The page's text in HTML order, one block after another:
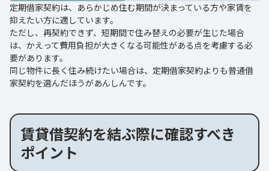
定期借家契約は、あらかじめ住む期間が決まっている方や家賃を
抑えたい方に適しています。
ただし、再契約できず、短期間で住み替えの必要が生じた場合
は、かえって費用負担が大きくなる可能性がある点を考慮する必
要があります。
同じ物件に長く住み続けたい場合は、定期借家契約よりも普通借
家契約を選んだほうがあんしんです。
賃貸借契約を結ぶ際に確認すべき
ポイント